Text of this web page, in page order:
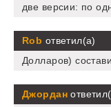
две версии: по
Rob ответил(а)
Долларов)
Джордан